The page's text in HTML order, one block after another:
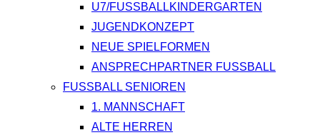
U7/FUSSBALLKINDERGARTEN
JUGENDKONZEPT
NEUE SPIELFORMEN
ANSPRECHPARTNER FUSSBALL
FUSSBALL SENIOREN
1. MANNSCHAFT
ALTE HERREN